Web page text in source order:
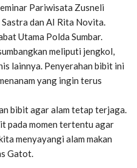
Pariwisata Zusneli
dan AI Rita Novita.
Utama Polda Sumbar.
meliputi jengkol,
lainnya. Penyerahan bibit ini
yang ingin terus
bibit agar alam tetap terjaga.
pada momen tertentu agar
menyayangi alam makan
Gatot.